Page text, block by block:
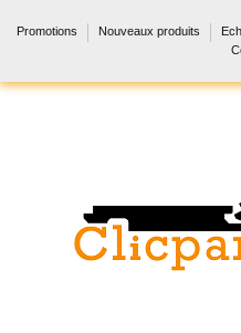
Promotions Nouveaux produits